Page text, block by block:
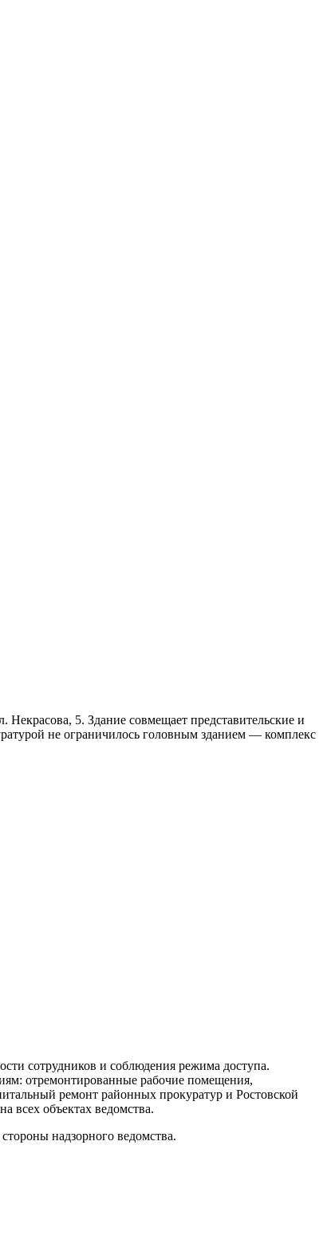
5. Здание совмещает представительские и
не ограничилось головным зданием — комплекс
сотрудников и соблюдения режима доступа.
отремонтированные рабочие помещения,
ремонт районных прокуратур и Ростовской
всех объектах ведомства.
надзорного ведомства.